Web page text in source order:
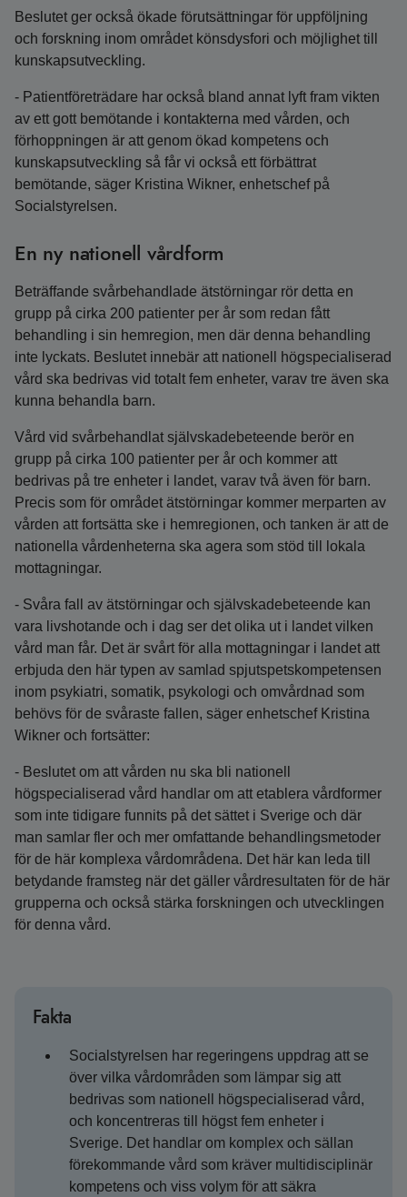
Beslutet ger också ökade förutsättningar för uppföljning
och forskning inom området könsdysfori och möjlighet till
kunskapsutveckling.
- Patientföreträdare har också bland annat lyft fram vikten
av ett gott bemötande i kontakterna med vården, och
förhoppningen är att genom ökad kompetens och
kunskapsutveckling så får vi också ett förbättrat
bemötande, säger Kristina Wikner, enhetschef på
Socialstyrelsen.
En ny nationell vårdform
Beträffande svårbehandlade ätstörningar rör detta en
grupp på cirka 200 patienter per år som redan fått
behandling i sin hemregion, men där denna behandling
inte lyckats. Beslutet innebär att nationell högspecialiserad
vård ska bedrivas vid totalt fem enheter, varav tre även ska
kunna behandla barn.
Vård vid svårbehandlat självskadebeteende berör en
grupp på cirka 100 patienter per år och kommer att
bedrivas på tre enheter i landet, varav två även för barn.
Precis som för området ätstörningar kommer merparten av
vården att fortsätta ske i hemregionen, och tanken är att de
nationella vårdenheterna ska agera som stöd till lokala
mottagningar.
- Svåra fall av ätstörningar och självskadebeteende kan
vara livshotande och i dag ser det olika ut i landet vilken
vård man får. Det är svårt för alla mottagningar i landet att
erbjuda den här typen av samlad spjutspetskompetensen
inom psykiatri, somatik, psykologi och omvårdnad som
behövs för de svåraste fallen, säger enhetschef Kristina
Wikner och fortsätter:
- Beslutet om att vården nu ska bli nationell
högspecialiserad vård handlar om att etablera vårdformer
som inte tidigare funnits på det sättet i Sverige och där
man samlar fler och mer omfattande behandlingsmetoder
för de här komplexa vårdområdena. Det här kan leda till
betydande framsteg när det gäller vårdresultaten för de här
grupperna och också stärka forskningen och utvecklingen
för denna vård.
Fakta
Socialstyrelsen har regeringens uppdrag att se
över vilka vårdområden som lämpar sig att
bedrivas som nationell högspecialiserad vård,
och koncentreras till högst fem enheter i
Sverige. Det handlar om komplex och sällan
förekommande vård som kräver multidisciplinär
kompetens och viss volym för att säkra